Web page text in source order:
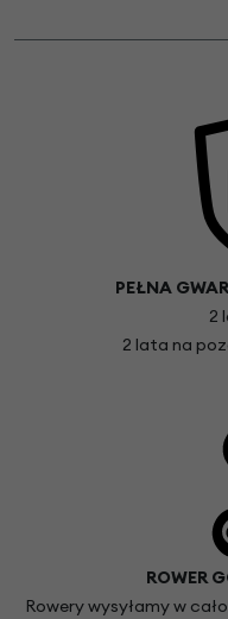
PEŁNA
2
2 lata na
ROWER
Rowery wysyłamy w